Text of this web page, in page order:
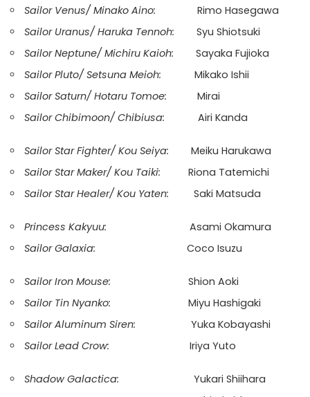
Sailor Venus/ Minako Aino:Rimo Hasegawa
Sailor Uranus/ Haruka Tennoh:Syu Shiotsuki
Sailor Neptune/ Michiru Kaioh:Sayaka Fujioka
Sailor Pluto/ Setsuna Meioh:Mikako Ishii
Sailor Saturn/ Hotaru Tomoe:Mirai
Sailor Chibimoon/ Chibiusa:Airi Kanda
Sailor Star Fighter/ Kou Seiya:Meiku Harukawa
Sailor Star Maker/ Kou Taiki:Riona Tatemichi
Sailor Star Healer/ Kou Yaten:Saki Matsuda
Princess Kakyuu:Asami Okamura
Sailor Galaxia:Coco Isuzu
Sailor Iron Mouse:Shion Aoki
Sailor Tin Nyanko:Miyu Hashigaki
Sailor Aluminum Siren:Yuka Kobayashi
Sailor Lead Crow:
Iriya Yuto
Shadow Galactica:Yukari Shiihara